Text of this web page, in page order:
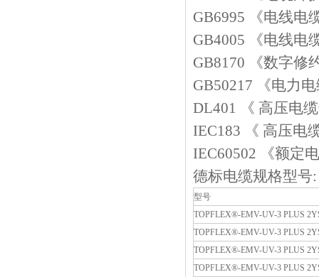
GB6995
《电线电
GB4005
《电线电
GB8170
《数字修
GB50217
《电力
DL401
《 高压电
IEC183
《 高压电
IEC60502
《额定
德标电缆规格型号:
型号
TOPFLEX®-EMV-UV-3 PLUS
TOPFLEX®-EMV-UV-3 PLUS
TOPFLEX®-EMV-UV-3 PLUS
TOPFLEX®-EMV-UV-3 PLUS